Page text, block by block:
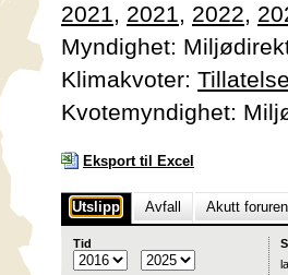
2021, 2021, 2022,
Myndighet:
Klimakvoter:
Kvotemyndighet:
Eksport til Excel
Utslipp Avfall Akutt
Tid